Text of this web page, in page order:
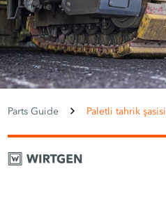
Parts Guide Paletli tahrik şasisi